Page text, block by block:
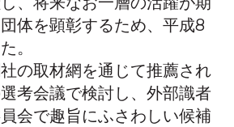
体を顕彰するため、平成8
。
の取材網を通じて推薦され
考会議で検討し、外部識者
会で趣旨にふさわしい候補